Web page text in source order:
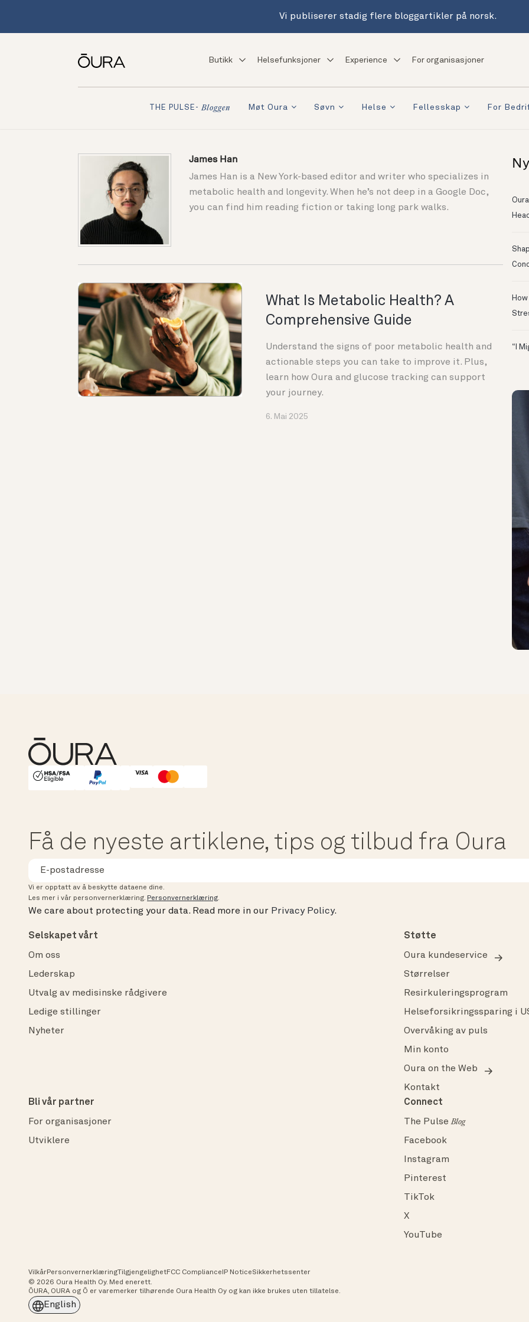
Vi publiserer stadig flere bloggartikler på norsk.
Butikk Helsefunksjoner Experience For organisasjoner
THE PULSE- Bloggen Møt Oura Søvn Helse Fellesskap For
James Han
James Han is a New York-based editor and writer who specializes in
metabolic health and longevity. When he’s not deep in a Google Doc,
you can find him reading fiction or taking long park walks.
What Is Metabolic Health? A
Comprehensive Guide
Understand the signs of poor metabolic health and
actionable steps you can take to improve it. Plus,
learn how Oura and glucose tracking can support
your journey.
6. Mai 2025
“I
HSA/FSA Eligible
Affirm
Få de nyeste artiklene, tips og tilbud fra Oura
Vi er opptatt av å beskytte dataene dine.
Les mer i vår personvernerklæring. Personvernerklæring.
We care about protecting your data. Read more in our Privacy Policy.
Selskapet vårt
Om oss
Lederskap
Utvalg av medisinske rådgivere
Ledige stillinger
Nyheter
Støtte
Oura kundeservice
Størrelser
Resirkuleringsprogram
Helseforsikringssparing i
Overvåking av puls
Min konto
Oura on the Web
Kontakt
Bli vår partner
For organisasjoner
Utviklere
Connect
The PulseBlog
Facebook
Instagram
Pinterest
TikTok
X
YouTube
VilkårPersonvernerklæringTilgjengelighetFCC Compliance IP NoticeSikkerhetssenter
© 2026 Oura Health Oy. Med enerett.
ŌURA, OURA og Ō er varemerker tilhørende Oura Health Oy og kan ikke brukes uten tillatelse.
English